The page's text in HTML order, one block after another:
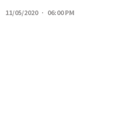
11/05/2020 · 06:00 PM